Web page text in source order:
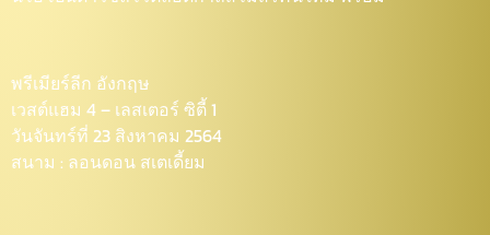
พรีเมียร์ลีก อังกฤษ
เวสต์แฮม 4 – เลสเตอร์ ซิตี้ 1
วันจันทร์ที่ 23 สิงหาคม 2564
สนาม : ลอนดอน สเตเดี้ยม